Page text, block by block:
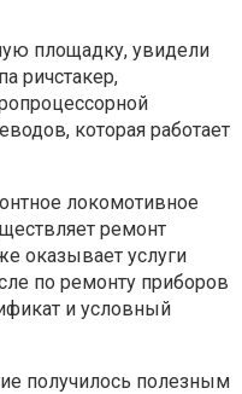
площадку, увидели
ричстакер,
которая работает
локомотивное
ремонт
оказывает услуги
по ремонту приборов
и условный
получилось полезным